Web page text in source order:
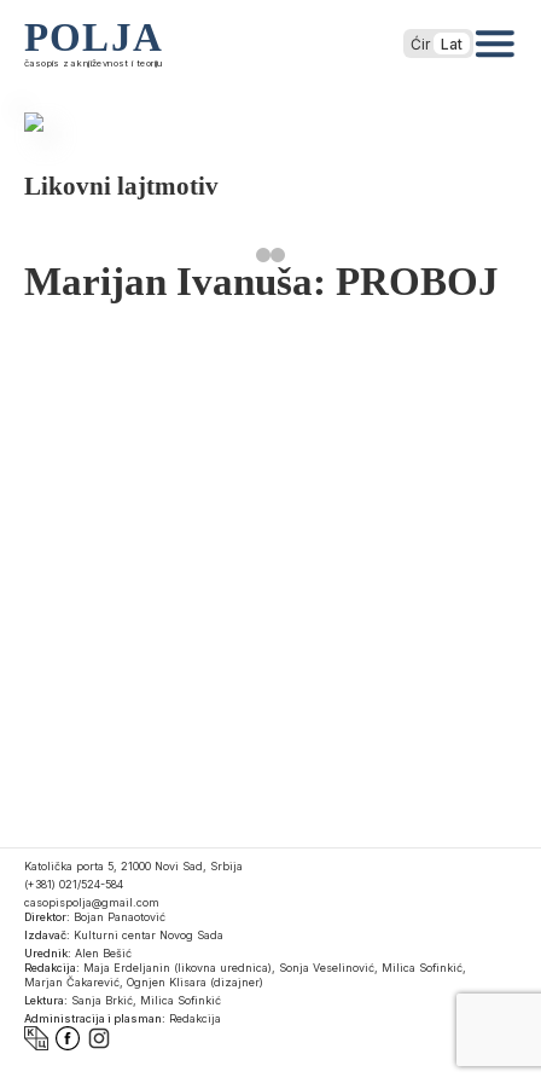
POLJA
časopis za književnost i teoriju
Ćir Lat
Likovni lajtmotiv
Marijan Ivanuša: PROBOJ
Katolička porta 5, 21000 Novi Sad, Srbija
(+381) 021/524-584
casopispolja@gmail.com
Direktor: Bojan Panaotović
Izdavač: Kulturni centar Novog Sada
Urednik: Alen Bešić
Redakcija: Maja Erdeljanin (likovna urednica), Sonja Veselinović, Milica Sofinkić,
Marjan Čakarević, Ognjen Klisara (dizajner)
Lektura: Sanja Brkić, Milica Sofinkić
Administracija i plasman: Redakcija